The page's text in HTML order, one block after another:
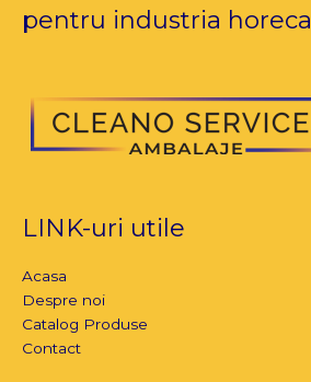
pentru industria horeca
LINK-uri utile
Acasa
Despre noi
Catalog Produse
Contact